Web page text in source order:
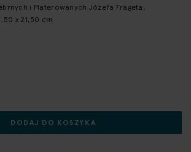
i Platerowanych Józefa Frageta,
x 21,50 cm
DODAJ DO KOSZYKA